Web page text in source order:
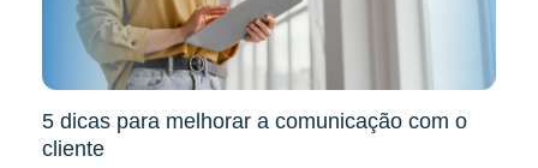
5 dicas para melhorar a comunicação com o
cliente